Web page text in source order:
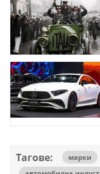
Тагове: марки